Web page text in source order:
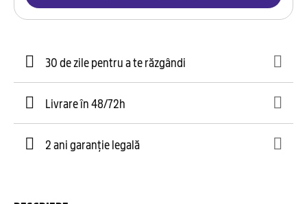
30 de zile pentru a te răzgândi
Livrare în 48/72h
2 ani garanție legală